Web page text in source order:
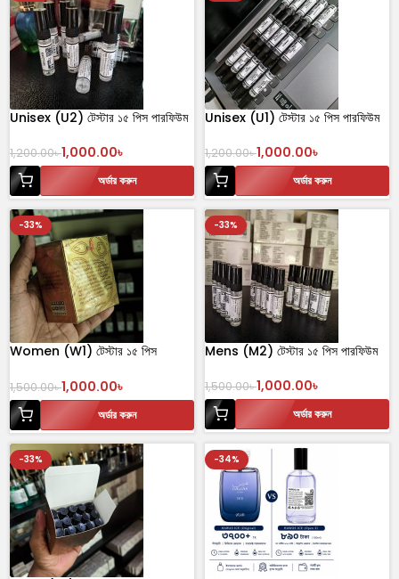
Unisex (U2) টেস্টার ১৫ পিস পারফিউম
1,200.00৳1,000.00৳
অর্ডার করুন
Unisex (U1) টেস্টার ১৫ পিস পারফিউম
1,200.00৳1,000.00৳
অর্ডার করুন
-33%
Women (W1) টেস্টার ১৫ পিস
1,500.00৳1,000.00৳
অর্ডার করুন
-33%
Mens (M2) টেস্টার ১৫ পিস পারফিউম
1,500.00৳1,000.00৳
অর্ডার করুন
-33% -34%